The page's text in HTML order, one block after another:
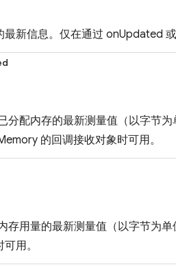
最新信息。仅在通过 onUpdated
分配内存的最新测量值（以字节
的回调接收对象时可用。
存用量的最新测量值（以字节为
用。